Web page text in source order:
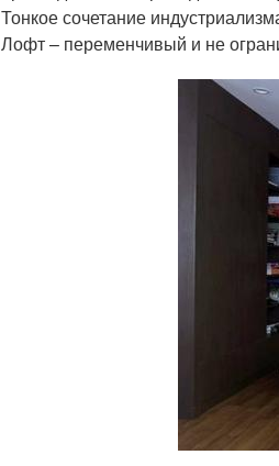
Тонкое сочетание
Лофт – переменчивый и не